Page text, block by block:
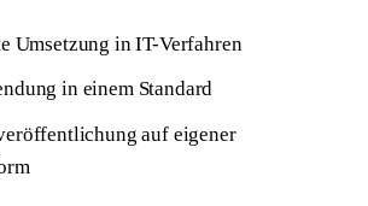
Umsetzung in IT-Verfahren
in einem Standard
auf eigener